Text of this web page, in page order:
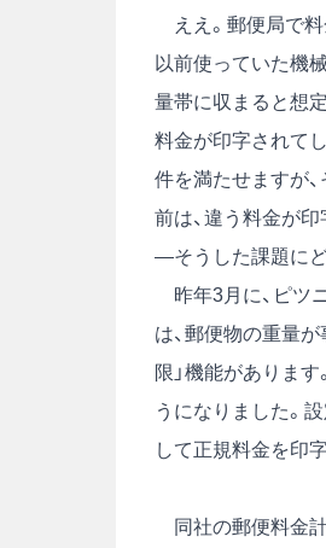
ええ。郵便局で料
以前使っていた機
量帯に収まると想定
料金が印字されて
件を満たせますが
前は、違う料金が
―そうした課題にど
昨年3月に、ピツ
は、郵便物の重量
限」機能がありま
うになりました。
して正規料金を印
同社の郵便料金